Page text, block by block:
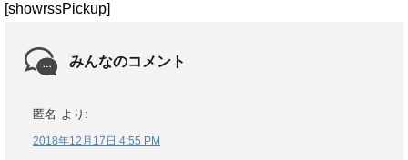
[showrssPickup]
みんなのコメント
匿名 より:
2018年12月17日 4:55 PM